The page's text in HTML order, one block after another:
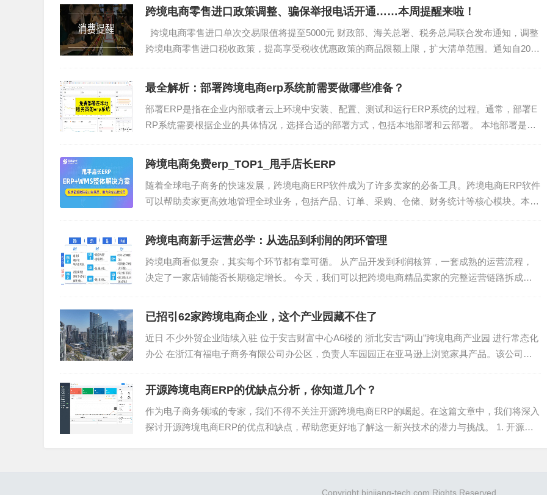
100多年后的今天，非洲开始改写它在世界商业版图上的边缘地位。在全球老龄化不断加剧的今天，平均年龄仅
有18.8岁的非洲，是世界上人口最为年轻的地区。根据世界银行的统计数据，非洲现有人口约14.66亿，仅次于
亚洲，是世界人口总量第二的大洲。
与亚洲各国生育率日趋走低不同的是，非洲人口仍在保持快速增长。撒哈拉以南非洲地区的人口每年增长2.7%，
是另两大新兴地区：南亚 （1.2%）和拉丁美洲 （0.9%） 的两倍多。这相当于，非洲每两年就会增加一个法国或
泰国的人口数量。
大多数专家一致认为，到2050年，非洲人口将达到25亿人，这意味着世界上超过四分之一的人口将居住在非
洲，人类文明可能自此进入“非洲世纪”。
过去，当经济处于低增长状态下，过多的人口并不是一件好事。但随着互联网经济崛起，人口成为一种红利，也
国家之列。
此外，由于智能手机等移动设备的广泛普及，非洲的互联网渗透率持续上升。GSMA（全球移动通信系统协会）
巨大的市场潜力，让非洲成为当下全球增长最快的电商市场之一。据相关机构预测，预计2020-2025年非洲电商
市场年复合增长率达到15.5%，到2025年预计市场规模为407.58亿美元。非洲也被称为全球最后的十亿级互联网
市场。
古老的非洲大陆，正在加速迈入被互联网科技编织的新纪元。
二、“金砖”之后，跨境卖家涌入非洲
跨境电商零售进口政策调整、骗保举报电话开通……本周提醒来啦！
跨境电商零售进口单次交易限值将提至5000元 财政部、海关总署、税务总局联合发布通知，调整
跨境电商零售进口税收政策，提高享受税收优惠政策的商品限额上限，扩大清单范围。通知自2019
最全解析：部署跨境电商erp系统前需要做哪些准备？
部署ERP是指在企业内部或者云上环境中安装、配置、测试和运行ERP系统的过程。通常，部署E
RP系统需要根据企业的具体情况，选择合适的部署方式，包括本地部署和云部署。 本地部署是指
跨境电商免费erp_TOP1_甩手店长ERP
随着全球电子商务的快速发展，跨境电商ERP软件成为了许多卖家的必备工具。跨境电商ERP软件
可以帮助卖家更高效地管理全球业务，包括产品、订单、采购、仓储、财务统计等核心模块。本文
跨境电商新手运营必学：从选品到利润的闭环管理
跨境电商看似复杂，其实每个环节都有章可循。 从产品开发到利润核算，一套成熟的运营流程，
决定了一家店铺能否长期稳定增长。 今天，我们可以把跨境电商精品卖家的完整运营链路拆成七
已招引62家跨境电商企业，这个产业园藏不住了
近日 不少外贸企业陆续入驻 位于安吉财富中心A6楼的 浙北安吉“两山”跨境电商产业园 进行常态化
办公 在浙江有福电子商务有限公司办公区，负责人车园园正在亚马逊上浏览家具产品。该公司成
开源跨境电商ERP的优缺点分析，你知道几个？
作为电子商务领域的专家，我们不得不关注开源跨境电商ERP的崛起。在这篇文章中，我们将深入
探讨开源跨境电商ERP的优点和缺点，帮助您更好地了解这一新兴技术的潜力与挑战。 1. 开源跨
Copyright binjiang-tech.com Rights Reserved.